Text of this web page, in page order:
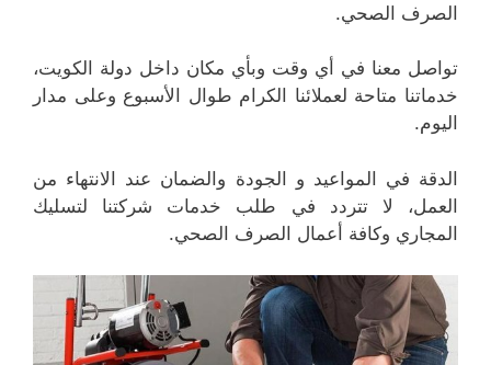
الصرف الصحي.
تواصل معنا في أي وقت وبأي مكان داخل دولة الكويت،
خدماتنا متاحة لعملائنا الكرام طوال الأسبوع وعلى مدار
اليوم.
الدقة في المواعيد و الجودة والضمان عند الانتهاء من
العمل، لا تتردد في طلب خدمات شركتنا لتسليك
المجاري وكافة أعمال الصرف الصحي.